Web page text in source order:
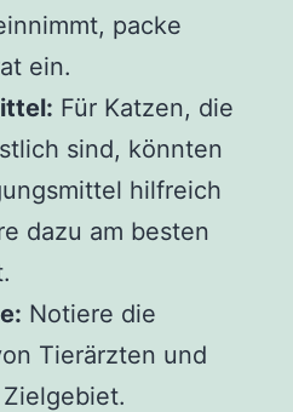
packe
ein.
Für Katzen, die
sind, könnten
hilfreich
dazu am besten
Notiere die
Tierärzten und